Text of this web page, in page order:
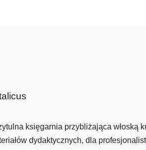
księgarnia przybliżająca włoską
dydaktycznych, dla